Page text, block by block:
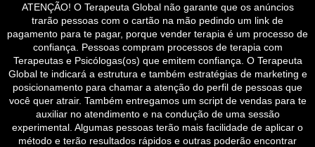
ATENÇÃO! O Terapeuta Global não garante que os anúncios
trarão pessoas com o cartão na mão pedindo um link de
pagamento para te pagar, porque vender terapia é um processo de
confiança. Pessoas compram processos de terapia com
Terapeutas e Psicólogas(os) que emitem confiança. O Terapeuta
Global te indicará a estrutura e também estratégias de marketing e
posicionamento para chamar a atenção do perfil de pessoas que
você quer atrair. Também entregamos um script de vendas para te
auxiliar no atendimento e na condução de uma sessão
experimental. Algumas pessoas terão mais facilidade de aplicar o
método e terão resultados rápidos e outras poderão encontrar